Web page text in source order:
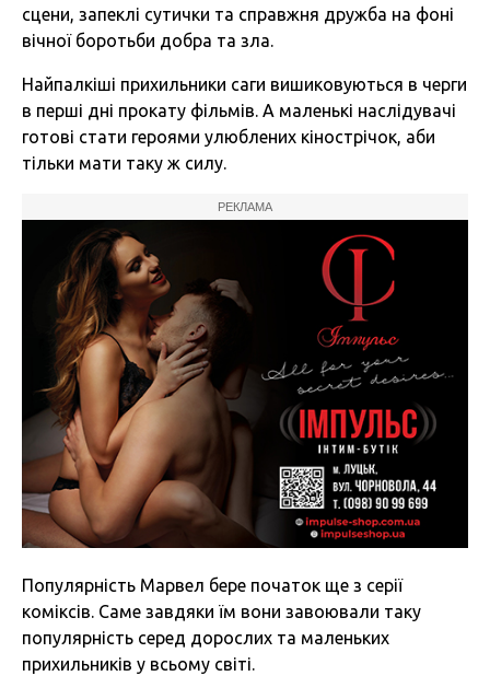
сцени, запеклі сутички та справжня дружба на фоні
вічної боротьби добра та зла.
Найпалкіші прихильники саги вишиковуються в черги
в перші дні прокату фільмів. А маленькі наслідувачі
готові стати героями улюблених кінострічок, аби
тільки мати таку ж силу.
РЕКЛАМА
Популярність Марвел бере початок ще з серії
коміксів. Саме завдяки їм вони завоювали таку
популярність серед дорослих та маленьких
прихильників у всьому світі.